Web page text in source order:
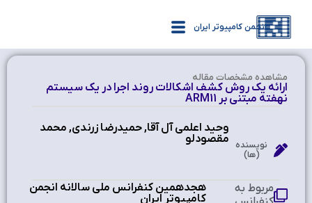
انجمن کامپیوتر ایران
مشاهده‌ مشخصات مقاله
ارائه یک روش کشف اشکالات روند اجرا در یک سیستم
نهفته مبتنی بر ARM11
وحید اعلمی آل آقا, حمیدرضا زرندی, محمد
مقصودلو
نویسنده
(ها)
هجدهمین کنفرانس ملی سالانه انجمن
کامپیوتر ایران
مربوط به